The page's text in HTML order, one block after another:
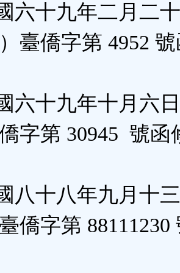
六十九年二月二
臺僑字第 4952
六十九年十月六
僑字第 30945 號函
八十八年九月十
僑字第 88111230